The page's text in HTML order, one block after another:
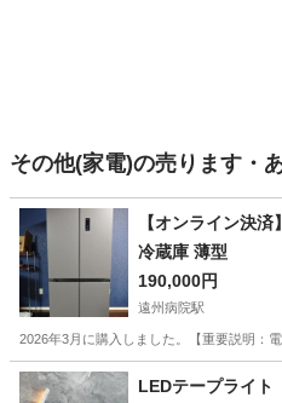
その他(家電)の売ります・
【オンライン決
冷蔵庫 薄型
190,000円
遠州病院駅
2026年3月に購入しました。 ​【重要説明：
静岡 浜松市 遠州病院駅 キッ
LEDテープライト